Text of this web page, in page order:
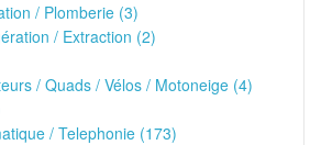
/ Plomberie (3)
/ Extraction (2)
/ Quads / Vélos / Motoneige (4)
/ Telephonie (173)